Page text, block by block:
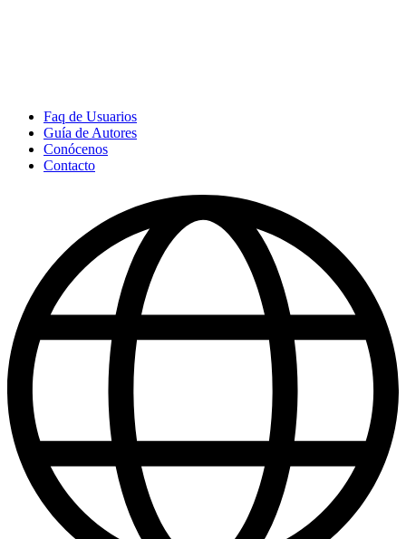
Faq de Usuarios
Guía de Autores
Conócenos
Contacto